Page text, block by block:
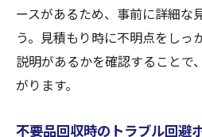
ースがあるため、事前に詳細な
う。見積もり時に不明点をしっ
説明があるかを確認することで
がります。
不要品回収時のトラブル回避